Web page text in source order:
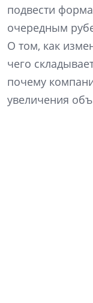
подвести
очередным
О том, как
чего
почему
увеличения